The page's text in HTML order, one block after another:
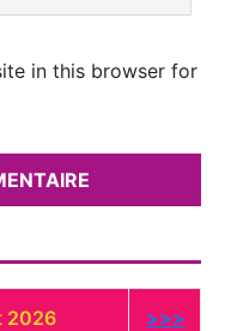
in this browser for
2026 >>>